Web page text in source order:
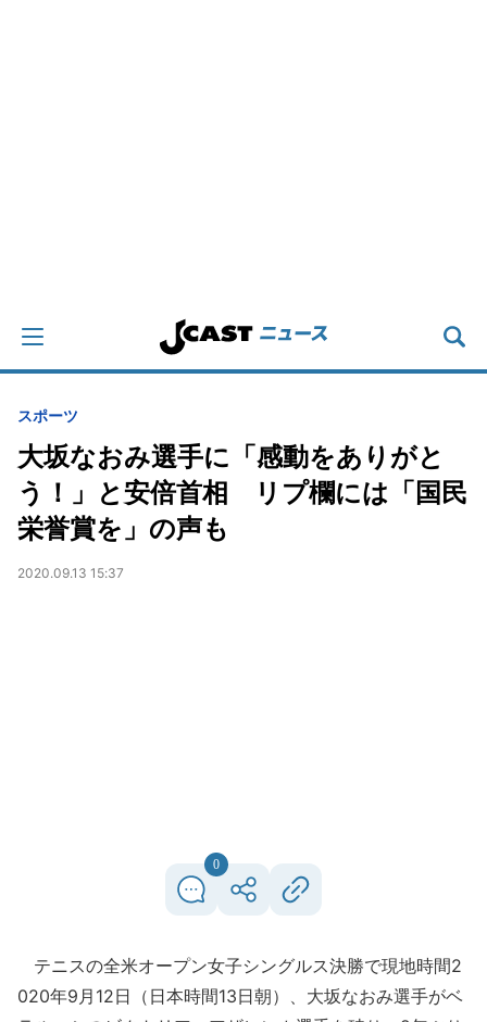
スポーツ
大坂なおみ選手に「感動をありがと
う！」と安倍首相 リプ欄には「国民
栄誉賞を」の声も
2020.09.13 15:37
0
テニスの全米オープン女子シングルス決勝で現地時間2
020年9月12日（日本時間13日朝）、大坂なおみ選手がベ